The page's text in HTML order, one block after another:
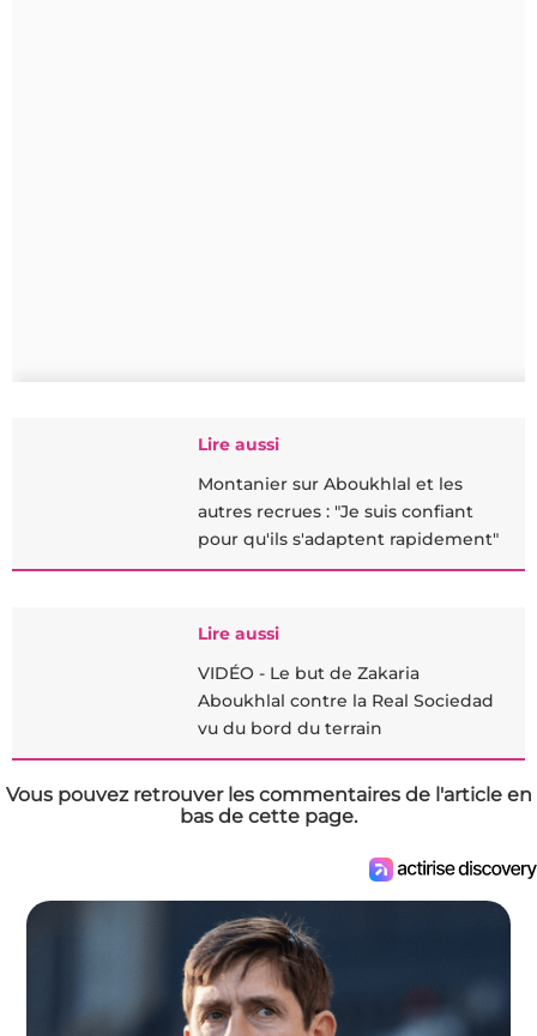
Lire aussi
Montanier sur Aboukhlal et les
autres recrues : "Je suis confiant
pour qu'ils s'adaptent rapidement"
Lire aussi
VIDÉO - Le but de Zakaria
Aboukhlal contre la Real Sociedad
vu du bord du terrain
Vous pouvez retrouver les commentaires de l'article en
bas de cette page.